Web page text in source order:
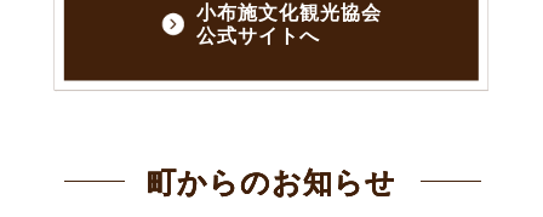
小布施文化観光協会
公式サイトへ
町からのお知らせ